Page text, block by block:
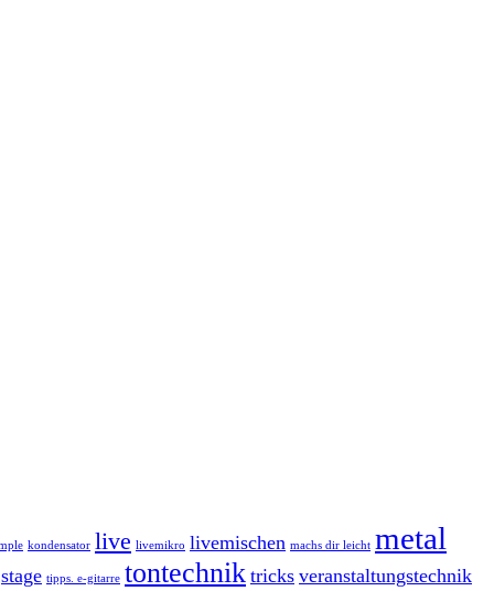
kondensator live livemikro livemischen machs dir leicht metal
stage tipps. e-gitarre tontechnik tricks veranstaltungstechnik